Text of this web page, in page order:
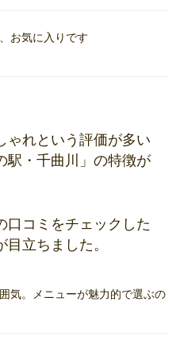
お気に入りです
ゃれという評価が多い
駅・千曲川」の特徴が
口コミをチェックした
立ちました。
気。メニューが魅力的で選ぶの